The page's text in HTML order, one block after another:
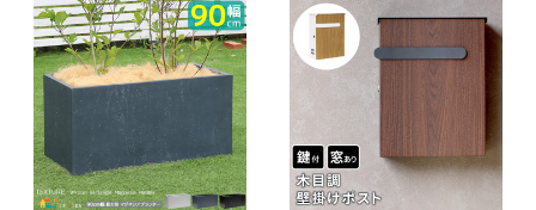
ゃれ 北欧 レンガ調プランター ガ
ーデニング鉢 家庭菜園 園芸 庭
園 ベランダ バルコニー エントラ
ンス 野菜 菜園 花壇
奥行22.4cm 高さ71cm おすす
め おしゃれ 北欧 モダン スタイリ
ッシュ 天然木 庭 花壇のフェンス
折り畳み式